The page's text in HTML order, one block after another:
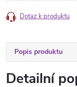
Dotaz k produktu
Popis produktu
Detailní